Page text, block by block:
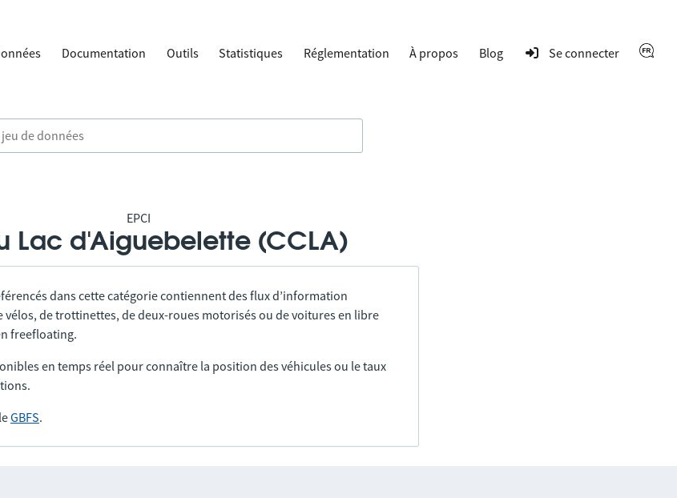
Documentation Outils Statistiques Réglementation À propos Blog Se connecter
EPCI
Lac d'Aiguebelette (CCLA)
dans cette catégorie contiennent des flux d’information
vélos, de trottinettes, de deux-roues motorisés ou de voitures en libre
freefloating.
en temps réel pour connaître la position des véhicules ou le taux
GBFS.